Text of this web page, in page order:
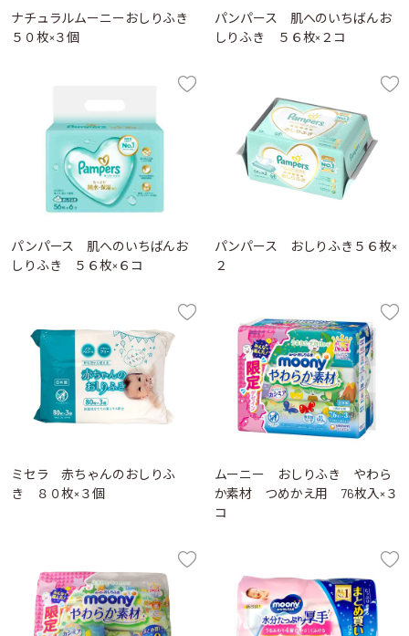
ナチュラルムーニーおしりふき
５０枚×３個
パンパース 肌へのいちばんお
しりふき ５６枚×２コ
パンパース 肌へのいちばんお
しりふき ５６枚×６コ
パンパース おしりふき５６枚×
２
ミセラ 赤ちゃんのおしりふ
き ８０枚×３個
ムーニー おしりふき やわら
か素材 つめかえ用 76枚入×３
コ